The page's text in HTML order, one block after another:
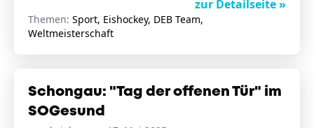
zur Detailseite »
Themen: Sport, Eishockey, DEB Team,
Weltmeisterschaft
Schongau: "Tag der offenen Tür" im
SOGesund